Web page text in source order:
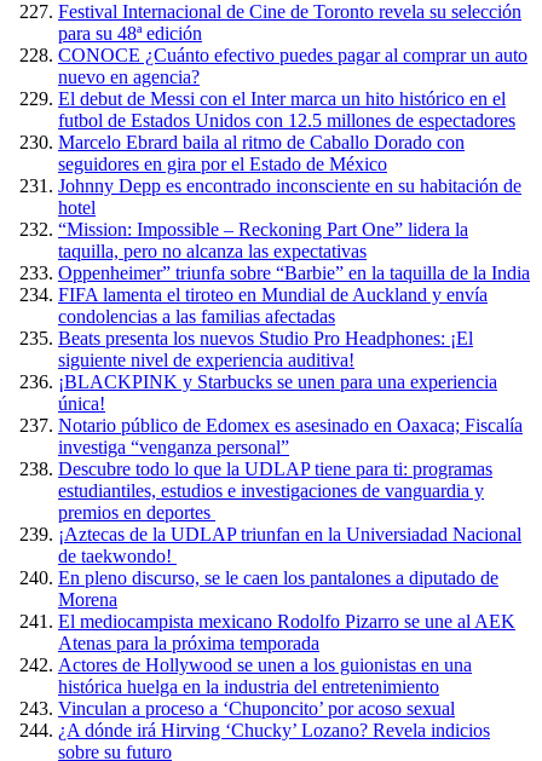
Festival Internacional de Cine de Toronto revela su selección
para su 48ª edición
CONOCE ¿Cuánto efectivo puedes pagar al comprar un auto
nuevo en agencia?
El debut de Messi con el Inter marca un hito histórico en el
futbol de Estados Unidos con 12.5 millones de espectadores
Marcelo Ebrard baila al ritmo de Caballo Dorado con
seguidores en gira por el Estado de México
Johnny Depp es encontrado inconsciente en su habitación de
hotel
“Mission: Impossible – Reckoning Part One” lidera la
taquilla, pero no alcanza las expectativas
Oppenheimer” triunfa sobre “Barbie” en la taquilla de la India
FIFA lamenta el tiroteo en Mundial de Auckland y envía
condolencias a las familias afectadas
Beats presenta los nuevos Studio Pro Headphones: ¡El
siguiente nivel de experiencia auditiva!
¡BLACKPINK y Starbucks se unen para una experiencia
única!
Notario público de Edomex es asesinado en Oaxaca; Fiscalía
investiga “venganza personal”
Descubre todo lo que la UDLAP tiene para ti: programas
estudiantiles, estudios e investigaciones de vanguardia y
premios en deportes
¡Aztecas de la UDLAP triunfan en la Universiadad Nacional
de taekwondo!
En pleno discurso, se le caen los pantalones a diputado de
Morena
El mediocampista mexicano Rodolfo Pizarro se une al AEK
Atenas para la próxima temporada
Actores de Hollywood se unen a los guionistas en una
histórica huelga en la industria del entretenimiento
Vinculan a proceso a ‘Chuponcito’ por acoso sexual
¿A dónde irá Hirving ‘Chucky’ Lozano? Revela indicios
sobre su futuro